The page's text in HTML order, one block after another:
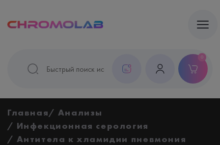
0
Главная
Анализы
Инфекционная серология
Антитела к хламидии пневмония